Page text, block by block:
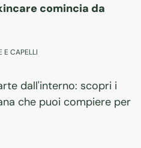
comincia da
E CAPELLI
dall'interno: scopri i
che puoi compiere per